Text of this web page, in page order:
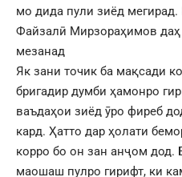
мо дида пули зиёд
Файзалӣ Мирзораҳимов даҳ
мезанад
Як зани точик ба мақсади
бригадир думби ҳамонро
ваъдаҳои зиëд ӯро фиреб
кард. Ҳатто дар ҳолати
корро бо он зан анҷом дод.
маошаш пулро гирифт, ки